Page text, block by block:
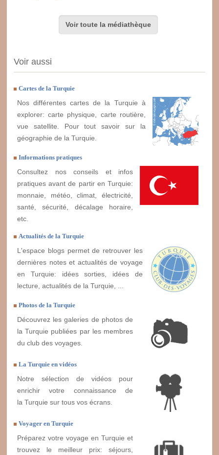
Voir toute la médiathèque
Voir aussi
Cartes de la Turquie
Nos différentes cartes de la Turquie à
explorer: carte physique, carte routière,
vue satellite. Pour tout savoir sur la
géographie de la Turquie.
Informations pratiques
Consultez nos conseils et infos
pratiques avant de partir en Turquie:
monnaie, météo, climat, électricité,
santé, sécurité, décalage horaire,
etc.
Actualités de la Turquie
L'espace blogs permet de retrouver les
dernières notes et actualités de voyage
en Turquie: idées sorties, idées de
lecture, actualités de la Turquie, ...
Photos de la Turquie
Découvrez les galeries de photos de
la Turquie publiées par les membres
du club des voyages.
La Turquie en vidéos
Notre sélection de vidéos pour
enrichir votre connaissance de
la Turquie sur tous vos écrans.
Voyager en Turquie
Préparez votre voyage en Turquie et
trouvez le meilleur prix: séjours,